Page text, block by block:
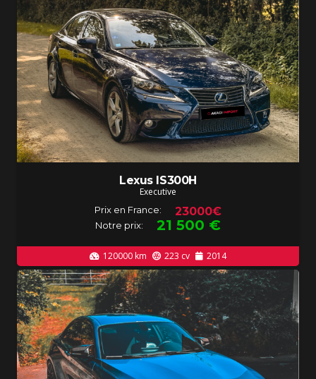
Lexus IS300H
Executive
Prix en France: 23000€
Notre prix: 21 500 €
120000 km 223 cv 2014